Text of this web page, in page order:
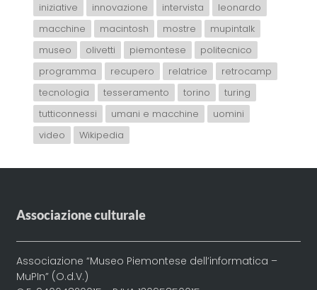
iniziative
innovazione intervista
leonardo
macchine
macintosh mostre
mupintalk
museo
olivetti piemontese
politecnico
programma
recupero relatrice
retrocamp
tecnologia
tesseramento torino
turing
tutticonnessi
umani e macchine
uomini
video
Wikipedia
Associazione culturale
Associazione “Museo Piemontese dell’informatica –
MuPIn” (O.d.V.)